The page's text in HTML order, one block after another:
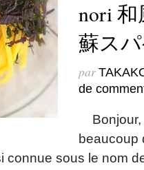
nori
蘇ス
par
de
Bonjour,
beaucoup
sous le nom